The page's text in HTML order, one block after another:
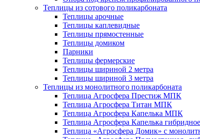
Теплицы из сотового поликарбоната
Теплицы арочные
Теплицы каплевидные
Теплицы прямостенные
Теплицы домиком
Парники
Теплицы фермерские
Теплицы шириной 2 метра
Теплицы шириной 3 метра
Теплицы из монолитного поликарбоната
Теплица Агросфера Престиж МПК
Теплица Агросфера Титан МПК
Теплица Агросфера Капелька МПК
Теплица Агросфера Капелька
Теплица «Агросфера Домик» с